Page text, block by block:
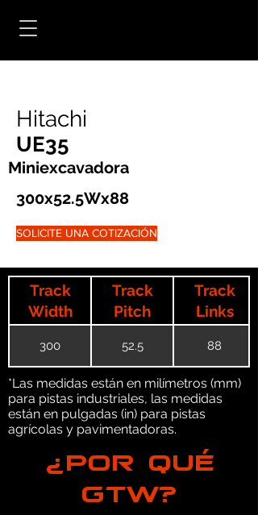
Hitachi
UE35
Miniexcavadora
300x52.5Wx88
SOLICITE UNA COTIZACIÓN
Track
Width
Track
Pitch
Track
Links
300 52.5 88
*Las medidas están en milímetros (mm)
para pistas industriales, las medidas
están en pulgadas (in) para pistas
agrícolas y pavimentadoras.
¿POR QUÉ
GTW?